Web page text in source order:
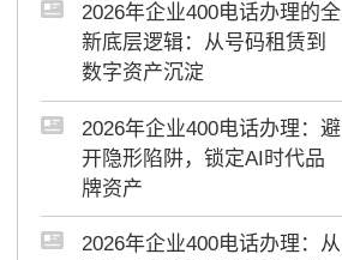
2026年企业400电话办理的全
新底层逻辑：从号码租赁到
数字资产沉淀
2026年企业400电话办理：避
开隐形陷阱，锁定AI时代品
牌资产
2026年企业400电话办理：从